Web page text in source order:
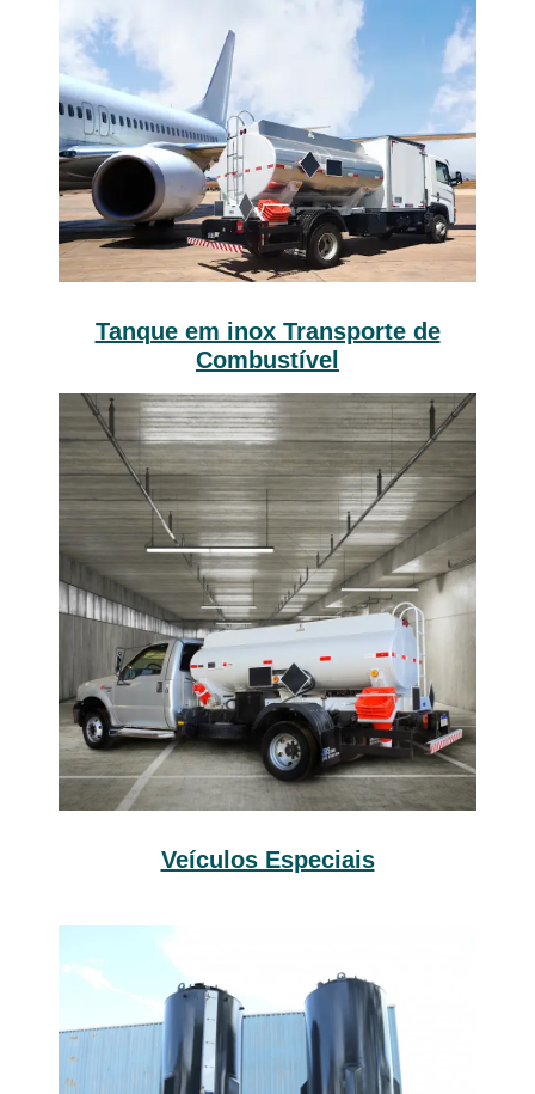
Tanque em inox Transporte de
Combustível
Veículos Especiais